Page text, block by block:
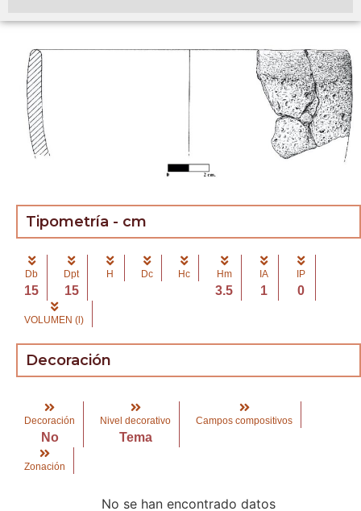
Tipometría - cm
Db
15
Dpt
15
H Dc Hc Hm
3.5
IA
1
IP
0
VOLUMEN (l)
Decoración
Decoración
No
Nivel decorativo
Tema
Campos compositivos
Zonación
No se han encontrado datos